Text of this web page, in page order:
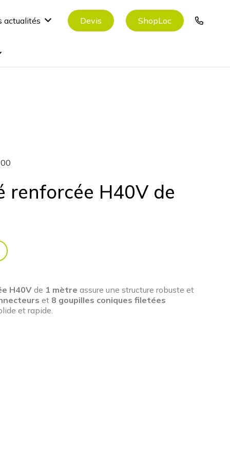
actualités Devis ShopLoc
renforcée H40V de
H40V de 1 mètre assure une structure robuste et
et 8 goupilles coniques filetées
et rapide.